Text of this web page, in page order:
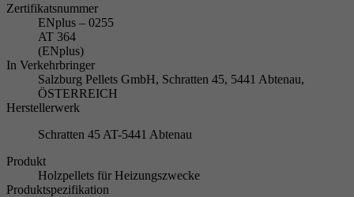
Zertifikatsnummer
ENplus – 0255
AT 364
(ENplus)
In Verkehrbringer
Salzburg Pellets GmbH, Schratten 45, 5441 Abtenau,
ÖSTERREICH
Herstellerwerk
Schratten 45 AT-5441 Abtenau
Produkt
Holzpellets für Heizungszwecke
Produktspezifikation